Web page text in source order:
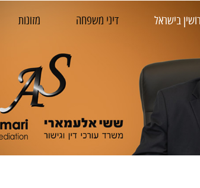
בישראל דיני משפחה מזונות